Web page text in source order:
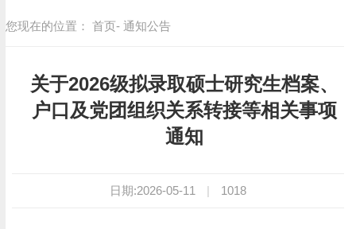
您现在的位置： 首页- 通知公告
关于2026级拟录取硕士研究生档案、
户口及党团组织关系转接等相关事项
通知
日期:2026-05-11 | 1018